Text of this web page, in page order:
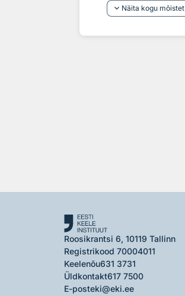
keyboard_arrow_down Näita kogu mõistet
Roosikrantsi 6, 10119 Tallinn
Registrikood 70004011
Keelenõu631 3731
Üldkontakt617 7500
E-posteki@eki.ee